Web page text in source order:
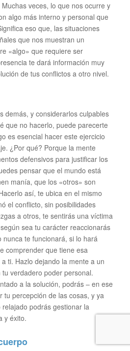
veces, lo que nos ocurre y
algo más interno y personal que
eso que, las situaciones
que nos muestran un
«algo» que requiere ser
te dará información muy
de tus conflictos a otro nivel.
demás, y considerarlos culpables
que no hacerlo, puede parecerte
es esencial hacer este ejercicio
¿Por qué? Porque la mente
defensivos para justificar los
pensar que el mundo está
manía, que los «otros» son
así, te ubica en el mismo
el conflicto, sin posibilidades
a otros, te sentirás una víctima
sea tu carácter reaccionarás
te funcionará, si lo hará
comprender que tiene esa
ti. Hazlo dejando la mente a un
verdadero poder personal.
a la solución, podrás – en ese
tu percepción de las cosas, y ya
podrás gestionar la
y éxito.